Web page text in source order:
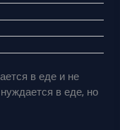
в еде и не
в еде, но